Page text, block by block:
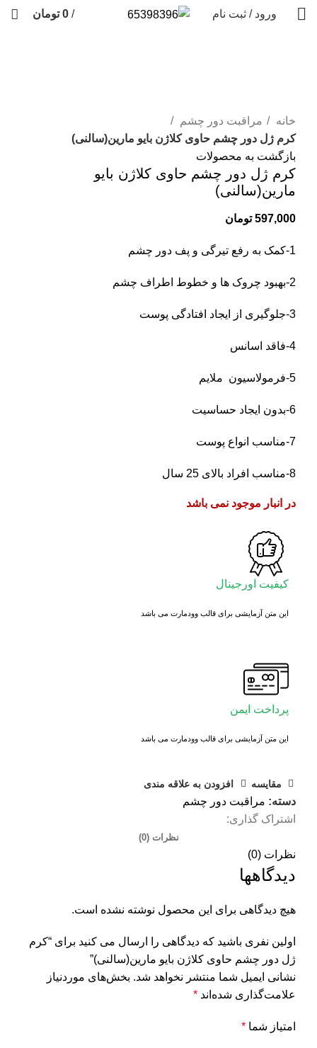
ورود / ثبت نام /
0 تومان
خانه
مراقبت دور چشم
کرم ژل دور چشم حاوی کلاژن بایو مارین(سالنی)
بازگشت به محصولات
کرم ژل دور چشم حاوی کلاژن بایو
مارین(سالنی)
597,000 تومان
1-کمک به رفع تیرگی و پف دور چشم
2-بهبود چروک ها و خطوط اطراف چشم
3-جلوگیری از ایجاد افتادگی پوست
4-فاقد اسانس
5-فرمولاسیون ملایم
6-بدون ایجاد حساسیت
7-مناسب انواع پوست
8-مناسب افراد بالای 25 سال
در انبار موجود نمی باشد
کیفیت اورجینال
این متن آزمایشی برای قالب وودمارت می باشد
پرداخت ایمن
این متن آزمایشی برای قالب وودمارت می باشد
مقايسه افزودن به علاقه مندی
دسته: مراقبت دور چشم
اشتراک گذاری:
نظرات (0)
نظرات (0)
دیدگاهها
هیچ دیدگاهی برای این محصول نوشته نشده است.
اولین نفری باشید که دیدگاهی را ارسال می کنید برای “کرم
ژل دور چشم حاوی کلاژن بایو مارین(سالنی)”
نشانی ایمیل شما منتشر نخواهد شد. بخش‌های موردنیاز
علامت‌گذاری شده‌اند *
امتیاز شما *